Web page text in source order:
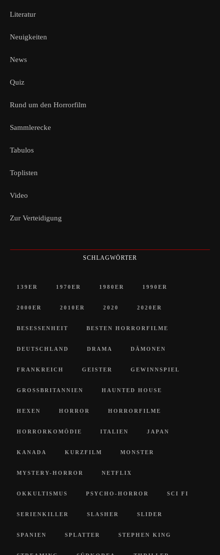
Literatur
Neuigkeiten
News
Quiz
Rund um den Horrorfilm
Sammlerecke
Tabulos
Toplisten
Video
Zur Verteidigung
SCHLAGWÖRTER
139ER 1970ER 1980ER 1990ER
2000ER 2010ER 2020 2020ER
BESESSENHEIT BESTEN HORRORFILME
DEUTSCHLAND DRAMA DÄMONEN
FRANKREICH GEISTER GEWINNSPIEL
GROSSBRITANNIEN HAUNTED HOUSE
HEXEN HORROR HORRORFILME
HORRORKOMÖDIE ITALIEN JAPAN
KANADA KURZFILM MONSTER
MYSTERY-HORROR NETFLIX
OKKULTISMUS PSYCHO-HORROR SCI FI
SERIENKILLER SLASHER SLIDER
SPANIEN SPLATTER STEPHEN KING